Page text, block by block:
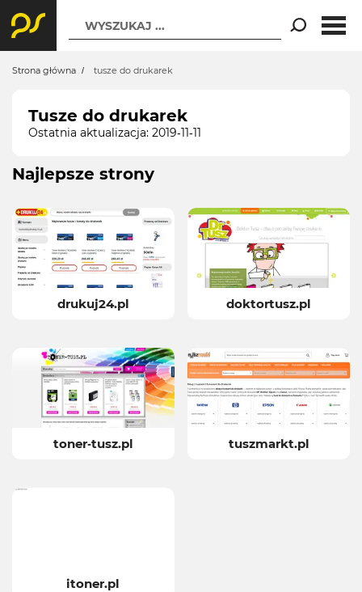
WYSZUKAJ ...
Strona główna tusze do drukarek
Tusze do drukarek
Ostatnia aktualizacja: 2019-11-11
Najlepsze strony
drukuj24.pl doktortusz.pl
toner-tusz.pl tuszmarkt.pl
itoner.pl